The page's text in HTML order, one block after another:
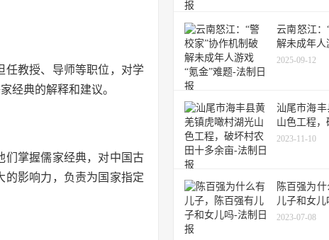
任教授、导师等职位，对学
经典的解释和建议。
们掌握儒家经典，对中国古
的影响力，负责为国家指定
云南怒江：
解未成年人
2025-09-12
汕尾市海
山色工程
2023-11-10
陈百强为
儿子和女儿
2023-07-08